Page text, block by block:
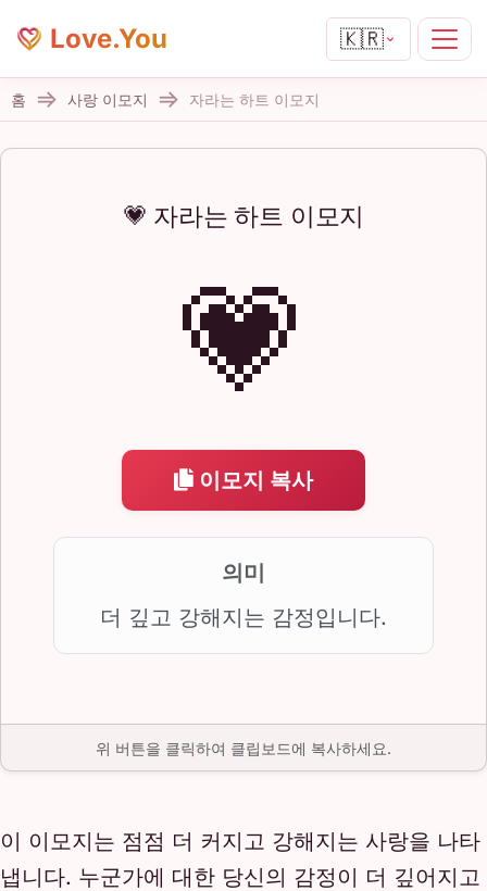
Love.You 🇰🇷
홈 사랑 이모지 자라는 하트 이모지
💗 자라는 하트 이모지
💗
이모지 복사
의미
더 깊고 강해지는 감정입니다.
위 버튼을 클릭하여 클립보드에 복사하세요.
이 이모지는 점점 더 커지고 강해지는 사랑을 나타
냅니다. 누군가에 대한 당신의 감정이 더 깊어지고